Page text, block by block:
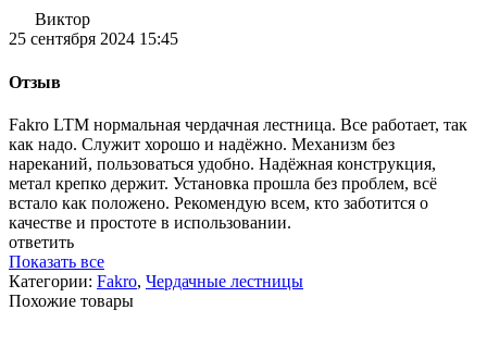
Виктор
25 сентября 2024 15:45
Отзыв
Fakro LTM нормальная чердачная лестница. Все работает, так
как надо. Служит хорошо и надёжно. Механизм без
нареканий, пользоваться удобно. Надёжная конструкция,
метал крепко держит. Установка прошла без проблем, всё
встало как положено. Рекомендую всем, кто заботится о
качестве и простоте в использовании.
ответить
Показать все
Категории: Fakro, Чердачные лестницы
Похожие товары